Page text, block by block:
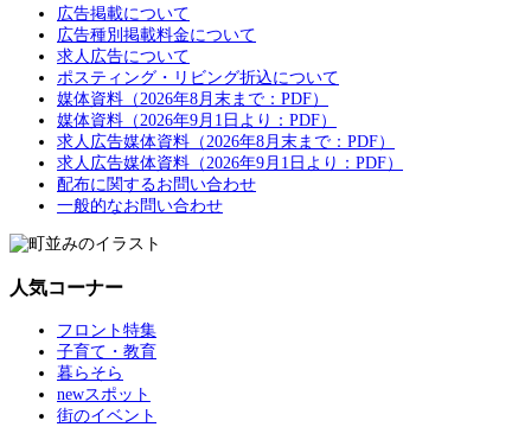
広告掲載について
広告種別掲載料金について
求人広告について
ポスティング・リビング折込について
媒体資料（2026年8月末まで：PDF）
媒体資料（2026年9月1日より：PDF）
求人広告媒体資料（2026年8月末まで：PDF）
求人広告媒体資料（2026年9月1日より：PDF）
配布に関するお問い合わせ
一般的なお問い合わせ
人気コーナー
フロント特集
子育て・教育
暮らそら
newスポット
街のイベント